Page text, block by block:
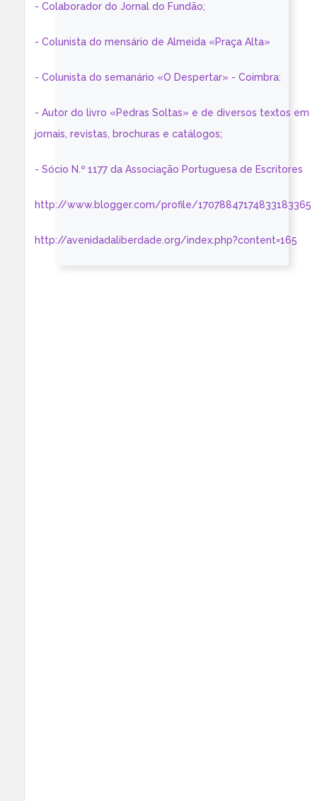
- Colaborador do Jornal do Fundão;
- Colunista do mensário de Almeida «Praça Alta»
- Colunista do semanário «O Despertar» - Coimbra:
- Autor do livro «Pedras Soltas» e de diversos textos em
jornais, revistas, brochuras e catálogos;
- Sócio N.º 1177 da Associação Portuguesa de Escritores
http://www.blogger.com/profile/17078847174833183365
http://avenidadaliberdade.org/index.php?content=165